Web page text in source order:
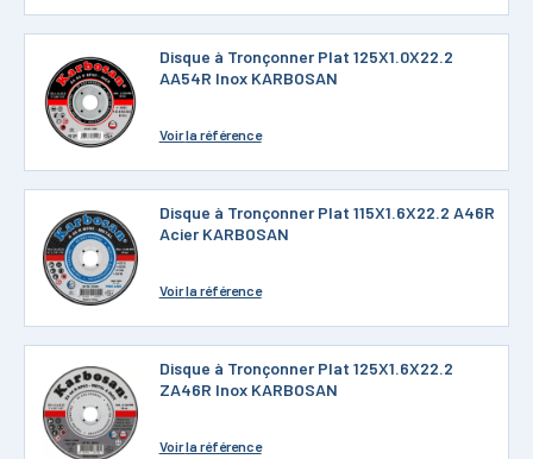
Disque à Tronçonner Plat 125X1.0X22.2
AA54R Inox KARBOSAN
Voirla référence
Disque à Tronçonner Plat 115X1.6X22.2 A46R
Acier KARBOSAN
Voirla référence
Disque à Tronçonner Plat 125X1.6X22.2
ZA46R Inox KARBOSAN
Voirla référence